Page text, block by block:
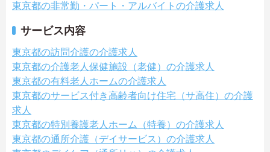
東京都の非常勤・パート・アルバイトの介護求人
サービス内容
東京都の訪問介護の介護求人
東京都の介護老人保健施設（老健）の介護求人
東京都の有料老人ホームの介護求人
東京都のサービス付き高齢者向け住宅（サ高住）の介護
求人
東京都の特別養護老人ホーム（特養）の介護求人
東京都の通所介護（デイサービス）の介護求人